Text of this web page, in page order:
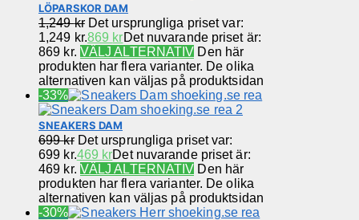
LÖPARSKOR DAM
1,249kr Det ursprungliga priset var:
1,249 kr.869 krDet nuvarande priset är:
869 kr. VÄLJ ALTERNATIV Den här
produkten har flera varianter. De olika
alternativen kan väljas på produktsidan
-33%
SNEAKERS DAM
699kr Det ursprungliga priset var:
699 kr.469 krDet nuvarande priset är:
469 kr. VÄLJ ALTERNATIV Den här
produkten har flera varianter. De olika
alternativen kan väljas på produktsidan
-30%